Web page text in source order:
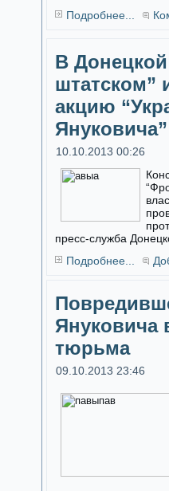
Подробнее...
В
штатском”
акцию
Януковича”
10.10.2013 00:26
пресс-служба
Подробнее...
Януковича
тюрьма
09.10.2013 23:46